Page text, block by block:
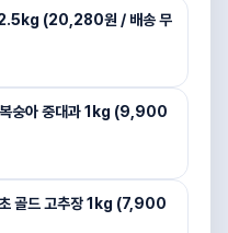
(20,280원 / 배송 무
숭아 중대과 1kg (9,900
골드 고추장 1kg (7,900